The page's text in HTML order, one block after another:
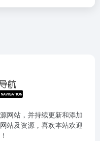
网站，并持续更新和添加
站及资源，喜欢本站欢迎